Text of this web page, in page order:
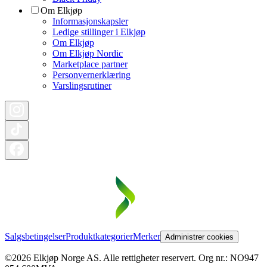
Om Elkjøp
Informasjonskapsler
Ledige stillinger i Elkjøp
Om Elkjøp
Om Elkjøp Nordic
Marketplace partner
Personvernerklæring
Varslingsrutiner
SalgsbetingelserProduktkategorierMerker Administrer cookies
©2026 Elkjøp Norge AS. Alle rettigheter reservert. Org nr.: NO947